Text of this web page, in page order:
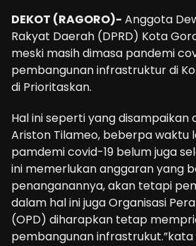
DEKOT (RAGORO)- Anggota
Rakyat Daerah (DPRD) Kota
meski masih dimasa pandemi
pembangunan infrastruktur di
di Prioritaskan.
Hal ini seperti yang disampaikan
Ariston Tilameo, beberpa waktu
pamdemi covid-19 belum juga
ini memerlukan anggaran yang
penanganannya, akan tetapi
dalam hal ini juga Organisasi
(OPD) diharapkan tetap
pembangunan infrastrukut.”kata